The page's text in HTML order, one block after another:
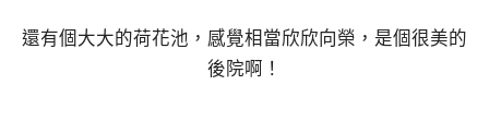
還有個大大的荷花池，感覺相當欣欣向榮，是個很美的
後院啊！